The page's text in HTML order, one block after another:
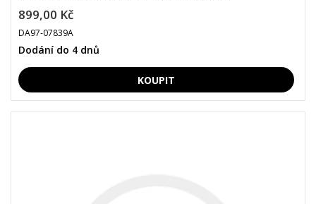
899,00 Kč
DA97-07839A
Dodání do 4 dnů